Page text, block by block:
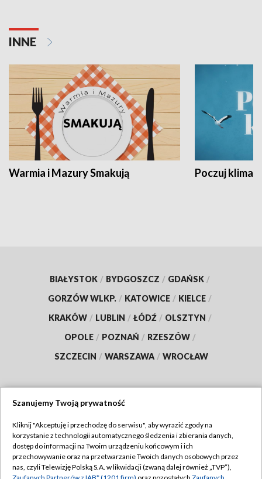
INNE
Warmia i Mazury Smakują Poczuj klimat
BIAŁYSTOK / BYDGOSZCZ / GDAŃSK /
GORZÓW WLKP. / KATOWICE / KIELCE /
KRAKÓW / LUBLIN / ŁÓDŹ / OLSZTYN /
OPOLE / POZNAŃ / RZESZÓW /
SZCZECIN / WARSZAWA / WROCŁAW
TVP
Abonament TVP
Emisja w TVP
Regulamin TVP
Szanujemy Twoją prywatność
Kliknij "Akceptuję i przechodzę do serwisu", aby wyrazić zgody na
korzystanie z technologii automatycznego śledzenia i zbierania danych,
dostęp do informacji na Twoim urządzeniu końcowym i ich
przechowywanie oraz na przetwarzanie Twoich danych osobowych przez
nas, czyli Telewizję Polską S.A. w likwidacji (zwaną dalej również „TVP”),